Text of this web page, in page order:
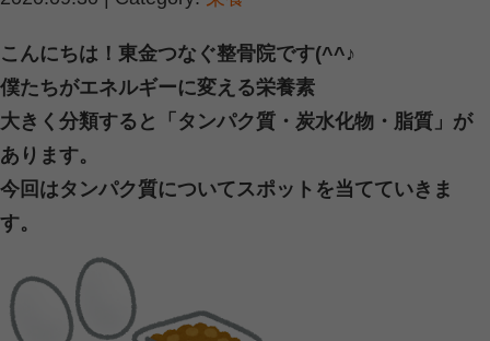
食べたものはからだでどうなるの？
2020.10.13 | Category: 東金,栄養,温活
こんにちは！東金つなぐ整骨院です。
今回は取り入れたタンパク質は身体